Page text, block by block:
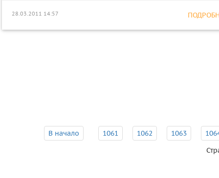
28.03.2011 14:57
В начало 1061 1062 1063